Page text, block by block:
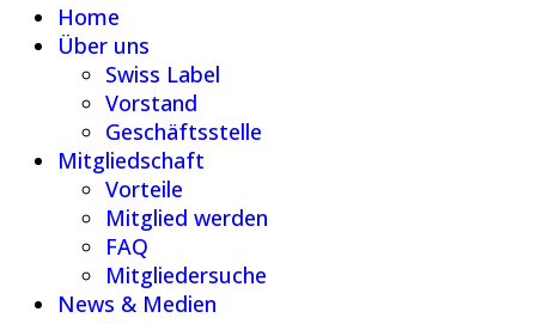
Home
Über uns
Swiss Label
Vorstand
Geschäftsstelle
Mitgliedschaft
Vorteile
Mitglied werden
FAQ
Mitgliedersuche
News & Medien